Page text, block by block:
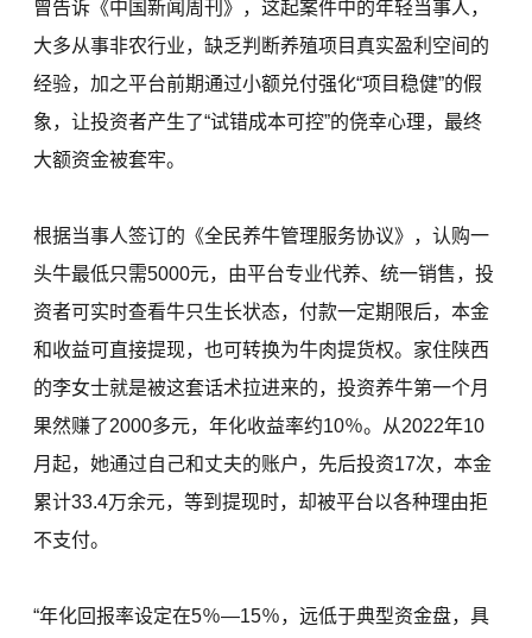
曾告诉《中国新闻周刊》，这起案件中的年轻当事人，
大多从事非农行业，缺乏判断养殖项目真实盈利空间的
经验，加之平台前期通过小额兑付强化“项目稳健”的假
象，让投资者产生了“试错成本可控”的侥幸心理，最终
大额资金被套牢。
根据当事人签订的《全民养牛管理服务协议》，认购一
头牛最低只需5000元，由平台专业代养、统一销售，投
资者可实时查看牛只生长状态，付款一定期限后，本金
和收益可直接提现，也可转换为牛肉提货权。家住陕西
的李女士就是被这套话术拉进来的，投资养牛第一个月
果然赚了2000多元，年化收益率约10％。从2022年10
月起，她通过自己和丈夫的账户，先后投资17次，本金
累计33.4万余元，等到提现时，却被平台以各种理由拒
不支付。
“年化回报率设定在5％—15％，远低于典型资金盘，具